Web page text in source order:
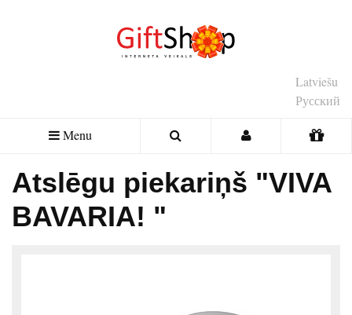
Latviešu
Русский
Menu
Atslēgu piekariņš "VIVA
BAVARIA! "